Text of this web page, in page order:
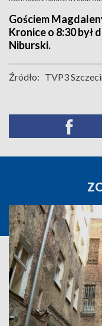
Gościem
Kronice o 8:30 był
Niburski.
Źródło: TVP3